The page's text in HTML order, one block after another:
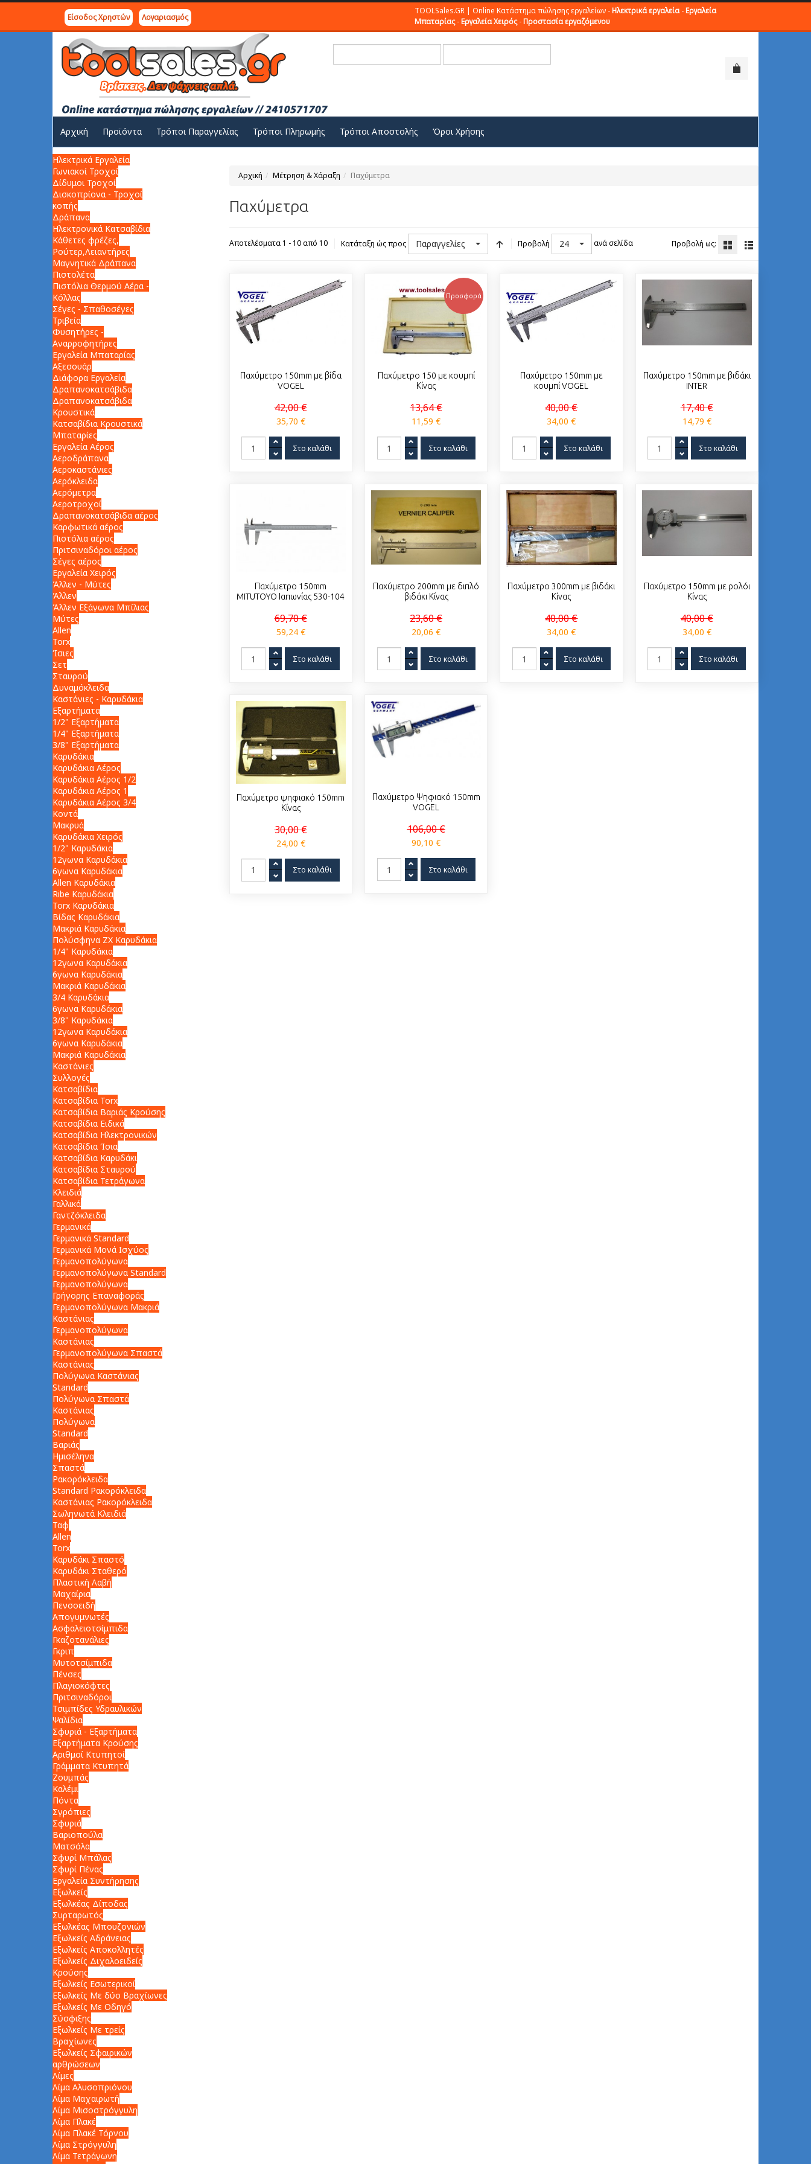
Είσοδος Χρηστών Λογαριασμός
TOOLSales.GR | Online Κατάστημα πώλησης εργαλείων -Ηλεκτρικά εργαλεία-Εργαλεία
Μπαταρίας-Εργαλεία Χειρός-Προστασία εργαζόμενου
Αρχική Προϊόντα Τρόποι Παραγγελίας Τρόποι Πληρωμής Τρόποι Αποστολής Όροι Χρήσης
Αρχική Μέτρηση & Χάραξη Παχύμετρα
Παχύμετρα
Αποτελέσματα 1 - 10 από 10 Κατάταξη ώς προς Παραγγελίες Προβολή 24 ανά σελίδα Προβολή ως:
Παχύμετρο 150mm με βίδα
VOGEL
42,00 €
35,70 €
Προσφορά
Παχύμετρο 150 με κουμπί
Κίνας
13,64 €
11,59 €
Παχύμετρο 150mm με
κουμπί VOGEL
40,00 €
34,00 €
Παχύμετρο 150mm με βιδάκι
INTER
17,40 €
14,79 €
Παχύμετρο 150mm
MITUTOYO Ιαπωνίας 530-104
69,70 €
59,24 €
Παχύμετρο 200mm με διπλό
βιδάκι Κίνας
23,60 €
20,06 €
Παχύμετρο 300mm με βιδάκι
Κίνας
40,00 €
34,00 €
Παχύμετρο 150mm με ρολόι
Κίνας
40,00 €
34,00 €
Παχύμετρο ψηφιακό 150mm
Κίνας
30,00 €
24,00 €
Παχύμετρο Ψηφιακό 150mm
VOGEL
106,00 €
90,10 €
Ηλεκτρικά Εργαλεία
Γωνιακοί Τροχοί
Δίδυμοι Τροχοί
Δισκοπρίονα - Τροχοί
κοπής
Δράπανα
Ηλεκτρονικά Κατσαβίδια
Κάθετες φρέζες,
Ρούτερ,Λειαντήρες
Μαγνητικά Δράπανα
Πιστολέτα
Πιστόλια Θερμού Αέρα -
Κόλλας
Σέγες - Σπαθοσέγες
Τριβεία
Φυσητήρες -
Αναρροφητήρες
Εργαλεία Μπαταρίας
Αξεσουάρ
Διάφορα Εργαλεία
Δραπανοκατσάβιδα
Δραπανοκατσάβιδα
Κρουστικά
Κατσαβίδια Κρουστικά
Μπαταρίες
Εργαλεία Αέρος
Αεροδράπανα
Αεροκαστάνιες
Αερόκλειδα
Αερόμετρα
Αεροτροχοί
Δραπανοκατσάβιδα αέρος
Καρφωτικά αέρος
Πιστόλια αέρος
Πριτσιναδόροι αέρος
Σέγες αέρος
Εργαλεία Χειρός
Άλλεν - Μύτες
Άλλεν
Άλλεν Εξάγωνα Μπίλιας
Μύτες
Allen
Torx
Ίσιες
Σετ
Σταυρού
Δυναμόκλειδα
Καστάνιες - Καρυδάκια
Εξαρτήματα
1/2" Εξαρτήματα
1/4" Εξαρτήματα
3/8" Εξαρτήματα
Καρυδάκια
Καρυδάκια Αέρος
Καρυδάκια Αέρος 1/2
Καρυδάκια Αέρος 1
Καρυδάκια Αέρος 3/4
Κοντά
Μακρυά
Καρυδάκια Χειρός
1/2" Καρυδάκια
12γωνα Καρυδάκια
6γωνα Καρυδάκια
Allen Καρυδάκια
Ribe Καρυδάκια
Torx Καρυδάκια
Βίδας Καρυδάκια
Μακριά Καρυδάκια
Πολύσφηνα ZX Καρυδάκια
1/4" Καρυδάκια
12γωνα Καρυδάκια
6γωνα Καρυδάκια
Μακριά Καρυδάκια
3/4 Καρυδάκια
6γωνα Καρυδάκια
3/8" Καρυδάκια
12γωνα Καρυδάκια
6γωνα Καρυδάκια
Μακριά Καρυδάκια
Καστάνιες
Συλλογές
Κατσαβίδια
Κατσαβίδια Torx
Κατσαβίδια Βαριάς Κρούσης
Κατσαβίδια Ειδικά
Κατσαβίδια Ηλεκτρονικών
Κατσαβίδια Ίσια
Κατσαβίδια Καρυδάκι
Κατσαβίδια Σταυρού
Κατσαβίδια Τετράγωνα
Κλειδιά
Γαλλικά
Γαντζόκλειδα
Γερμανικά
Γερμανικά Standard
Γερμανικά Μονά Ισχύος
Γερμανοπολύγωνα
Γερμανοπολύγωνα Standard
Γερμανοπολύγωνα
Γρήγορης Επαναφοράς
Γερμανοπολύγωνα Μακριά
Καστάνιας
Γερμανοπολύγωνα
Καστάνιας
Γερμανοπολύγωνα Σπαστά
Καστάνιας
Πολύγωνα Καστάνιας
Standard
Πολύγωνα Σπαστά
Καστάνιας
Πολύγωνα
Standard
Βαριάς
Ημισέληνα
Σπαστά
Ρακορόκλειδα
Standard Ρακορόκλειδα
Καστάνιας Ρακορόκλειδα
Σωληνωτά Κλειδιά
Ταφ
Allen
Torx
Καρυδάκι Σπαστό
Καρυδάκι Σταθερό
Πλαστική Λαβή
Μαχαίρια
Πενσοειδή
Απογυμνωτές
Ασφαλειοτσίμπιδα
Γκαζοτανάλιες
Γκριπ
Μυτοτσίμπιδα
Πένσες
Πλαγιοκόφτες
Πριτσιναδόροι
Τσιμπίδες Υδραυλικών
Ψαλίδια
Σφυριά - Εξαρτήματα
Εξαρτήματα Κρούσης
Αριθμοί Κτυπητοί
Γράμματα Κτυπητά
Ζουμπάς
Καλέμι
Πόντα
Σγρόπιες
Σφυριά
Βαριοπούλα
Ματσόλα
Σφυρί Μπάλας
Σφυρί Πένας
Εργαλεία Συντήρησης
Εξωλκείς
Εξωλκέας Δίποδας
Συρταρωτός
Εξωλκέας Μπουζονιών
Εξωλκείς Αδράνειας
Εξωλκείς Αποκολλητές
Εξωλκείς Διχαλοειδείς
Κρούσης
Εξωλκείς Εσωτερικοί
Εξωλκείς Με δύο Βραχίωνες
Εξωλκείς Με Οδηγό
Σύσφιξης
Εξωλκείς Με τρείς
Βραχίωνες
Εξωλκείς Σφαιρικών
αρθρώσεων
Λίμες
Λίμα Αλυσοπριόνου
Λίμα Μαχαιρωτή
Λίμα Μισοστρόγγυλη
Λίμα Πλακέ
Λίμα Πλακέ Τόρνου
Λίμα Στρόγγυλη
Λίμα Τετράγωνη